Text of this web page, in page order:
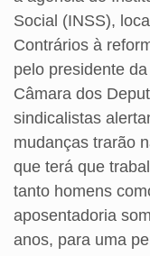
Social (INSS),
Contrários à
pelo presidente
Câmara dos
sindicalistas
mudanças trarão
que terá que
tanto homens
aposentadoria
anos, para uma